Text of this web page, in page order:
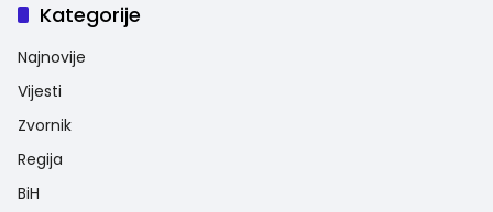
Kategorije
Najnovije
Vijesti
Zvornik
Regija
BiH